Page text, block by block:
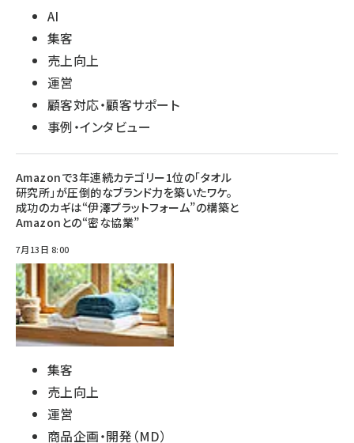
AI
集客
売上向上
運営
顧客対応・顧客サポート
事例・インタビュー
Amazonで3年連続カテゴリー1位の「タオル
研究所」が圧倒的なブランド力を築いたワケ。
成功のカギは“伊澤プラットフォーム”の構築と
Amazonとの“密な協業”
7月13日 8:00
集客
売上向上
運営
商品企画・開発（MD）